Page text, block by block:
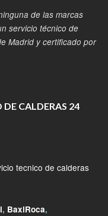
de las marcas
servicio técnico de
Madrid y certificado por
CALDERAS 24
tecnico de calderas
, BaxiRoca,